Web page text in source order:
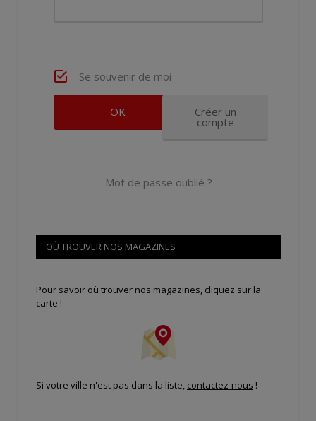
Se souvenir de moi
Créer un
compte
Mot de passe oublié ?
OÙ TROUVER NOS MAGAZINES
Pour savoir où trouver nos magazines, cliquez sur la
carte !
Si votre ville n'est pas dans la liste, contactez-nous !